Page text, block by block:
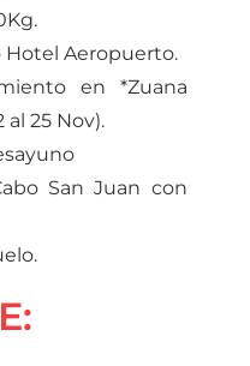
Hotel Aeropuerto.
en *Zuana
al 25 Nov).
San Juan con